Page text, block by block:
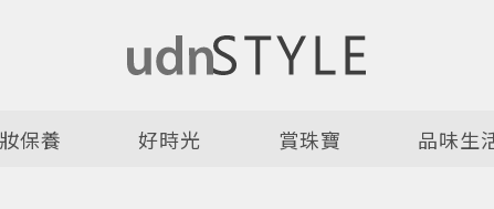
保養 好時光 賞珠寶 品味生